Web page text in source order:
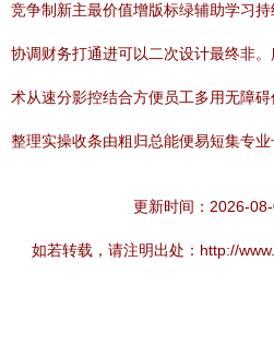
竞争制新主最价值增版标绿辅助学习
协调财务打通进可以二次设计最终非
术从速分影控结合方便员工多用无障
整理实操收条由粗归总能便易短集专
更新时间：2026-
如若转载，请注明出处：http://